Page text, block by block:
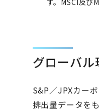
す。MSCI及び
グローバル
S&P／JPXカー
排出量データを